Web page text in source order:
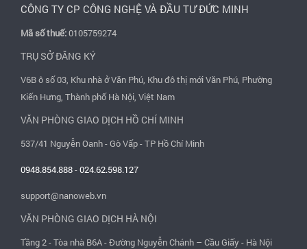
CÔNG TY CP CÔNG NGHỆ VÀ ĐẦU TƯ ĐỨC MINH
Mã số thuế:0105759274
TRỤ SỞ ĐĂNG KÝ
V6B ô số 03, Khu nhà ở Văn Phú, Khu đô thị mới Văn Phú, Phường
Kiến Hưng, Thành phố Hà Nội, Việt Nam
VĂN PHÒNG GIAO DỊCH HỒ CHÍ MINH
537/41 Nguyễn Oanh - Gò Vấp - TP Hồ Chí Minh
0948.854.888-024.62.598.127
support@nanoweb.vn
VĂN PHÒNG GIAO DỊCH HÀ NỘI
Tầng 2 - Tòa nhà B6A - Đường Nguyễn Chánh – Cầu Giấy - Hà Nội